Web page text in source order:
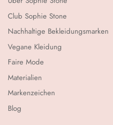
Club Sophie Stone
Nachhaltige Bekleidungsmarken
Vegane Kleidung
Faire Mode
Materialien
Markenzeichen
Blog